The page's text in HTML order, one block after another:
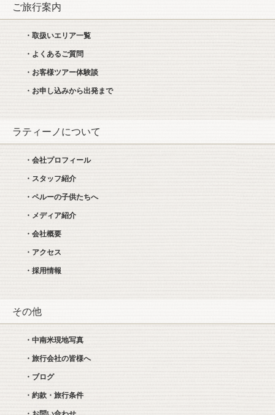
ご旅行案内
・取扱いエリア一覧
・よくあるご質問
・お客様ツアー体験談
・お申し込みから出発まで
ラティーノについて
・会社プロフィール
・スタッフ紹介
・ペルーの子供たちへ
・メディア紹介
・会社概要
・アクセス
・採用情報
その他
・中南米現地写真
・旅行会社の皆様へ
・ブログ
・約款・旅行条件